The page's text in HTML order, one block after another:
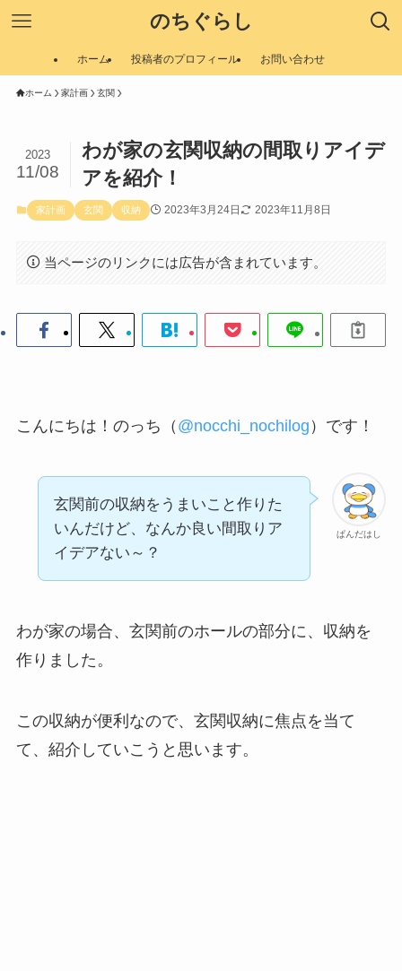
のちぐらし
ホーム 投稿者のプロフィール お問い合わせ
ホーム 家計画 玄関
わが家の玄関収納の間取りアイデ
アを紹介！
2023
11/08
家計画 玄関 収納 2023年3月24日 2023年11月8日
当ページのリンクには広告が含まれています。
こんにちは！のっち（ @nocchi_nochilog ）です！
ぱんだはし
玄関前の収納をうまいこと作りた
いんだけど、なんか良い間取りア
イデアない～？
わが家の場合、玄関前のホールの部分に、収納を
作りました。
この収納が便利なので、玄関収納に焦点を当て
て、紹介していこうと思います。